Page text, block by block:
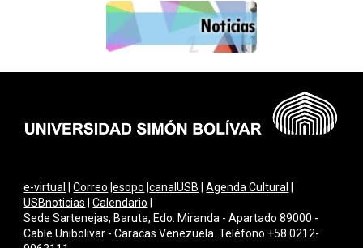
e-virtual |Correo |esopo |canalUSB |Agenda Cultural
USBnoticias |Calendario
Sede Sartenejas, Baruta, Edo. Miranda - Apartado 89000 -
Cable Unibolivar - Caracas Venezuela. Teléfono +58 0212-